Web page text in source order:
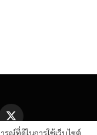
X
(Twitter)
ณ์ที่ดีในการใช้เว็บไซต์